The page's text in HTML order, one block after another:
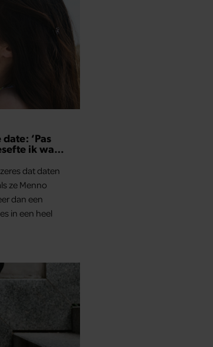
‘Pas
ik wat
dat daten
ze Menno
dan een
in een heel